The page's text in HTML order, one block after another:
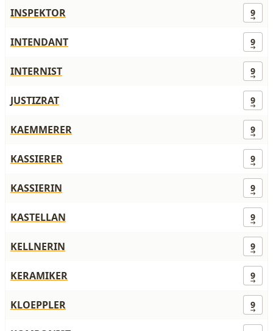
INSPEKTOR 9
INTENDANT 9
INTERNIST 9
JUSTIZRAT 9
KAEMMERER 9
KASSIERER 9
KASSIERIN 9
KASTELLAN 9
KELLNERIN 9
KERAMIKER 9
KLOEPPLER 9